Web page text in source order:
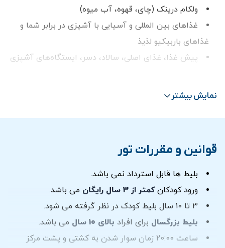
ولکام درینک (چای، قهوه، آب میوه)
غذاهای بین المللی و آسیایی با آشپزی در برابر شما و
غذاهای باربیکیو لذیذ
پیش غذا، غذای اصلی، سالاد، دسر، ایستگاه‌های آشپزی
نوشیدنی های ویژه در صورت انتخاب
ظرفیت ۵۰۰ نفر مهمان
زمان سوار شدن از ساعت ۲۰:۰۰ الی ۲۰:۳۰
برنامه های شاد و موزیک و رقص عربی
موزیک
رقص عربی
رقص تنورا
نمایش بیشتر
قوانین و مقررات تور
بلیط ها قابل استرداد نمی باشد.
ورود کودکانکمتر از 3 سال رایگان
می باشد.
3 تا 10 سال بلیط کودک در نظر گرفته می شود.
بلیط بزرگسال برای افراد بالای 10 سال
می باشد.
ساعت 20:00 زمان سوار شدن به کشتی و پشت مرکز